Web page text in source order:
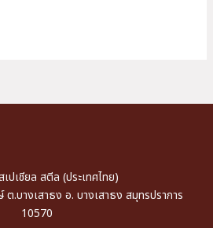
ปเชียล สตีล (ประเทศไทย)
.บางเสาธง อ. บางเสาธง สมุทรปราการ
10570